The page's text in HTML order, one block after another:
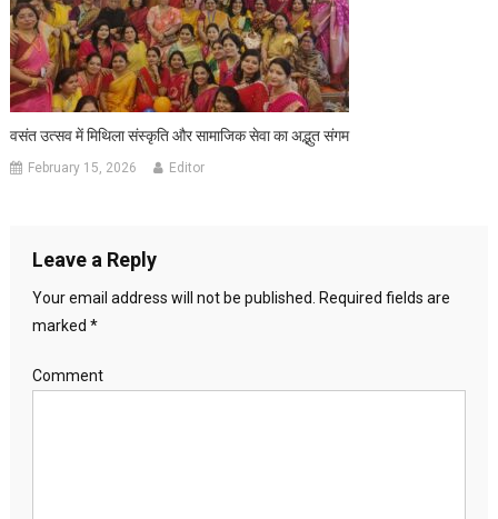
वसंत उत्सव में मिथिला संस्कृति और सामाजिक सेवा का अद्भुत संगम
February 15, 2026 Editor
Leave a Reply
Your email address will not be published.
Required fields are
marked *
Comment